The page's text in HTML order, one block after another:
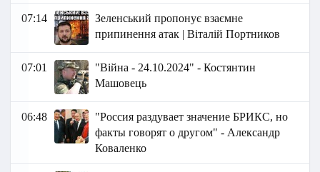
07:14
Зеленський пропонує взаємне
припинення атак | Віталій Портников
07:01
"Війна - 24.10.2024" - Костянтин
Машовець
06:48
"Россия раздувает значение БРИКС, но
факты говорят о другом" - Александр
Коваленко